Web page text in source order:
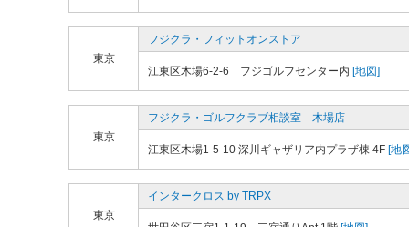
東京
フジクラ・フィットオンストア
江東区木場6-2-6 フジゴルフセンター内 [地図]
東京
フジクラ・ゴルフクラブ相談室 木場店
江東区木場1-5-10 深川ギャザリア内プラザ棟 4F [地
東京
インタークロス by TRPX